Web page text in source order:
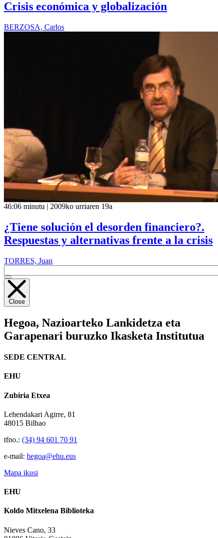
Crisis económica y globalización
BERZOSA, Carlos
46:06 minutu | 2009ko urriaren 19a
¿Tiene solución el desorden financiero?.
Respuestas y alternativas frente a la crisis
TORRES, Juan
Close
Hegoa, Nazioarteko Lankidetza eta
Garapenari buruzko Ikasketa Institutua
SEDE CENTRAL
EHU
Zubiria Etxea
Lehendakari Agirre, 81
48015 Bilbao
tfno.: (34) 94 601 70 91
e-mail: hegoa@ehu.eus
Mapa ikusi
EHU
Koldo Mitxelena Biblioteka
Nieves Cano, 33